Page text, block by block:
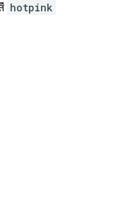
hotpink